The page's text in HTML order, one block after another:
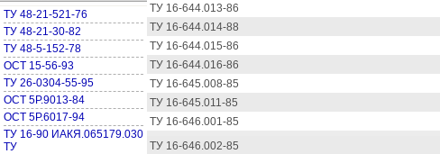
ТУ 48-21-521-76
ТУ 48-21-30-82
ТУ 48-5-152-78
ОСТ 15-56-93
ТУ 26-0304-55-95
ОСТ 5Р.9013-84
ОСТ 5Р.6017-94
ТУ 16-90 ИАКЯ.065179.030
ТУ
ТУ 16-644.013-86
ТУ 16-644.014-88
ТУ 16-644.015-86
ТУ 16-644.016-86
ТУ 16-645.008-85
ТУ 16-645.011-85
ТУ 16-646.001-85
ТУ 16-646.002-85